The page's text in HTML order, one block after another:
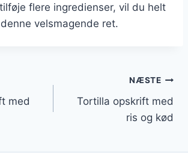
flere ingredienser, vil du helt
velsmagende ret.
med
NÆSTE
Tortilla opskrift med
ris og kød